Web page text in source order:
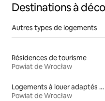
Destinations à
Autres types de logements
Résidences de tourisme
Powiat de Wrocław
Logements à louer adaptés aux animaux
Powiat de Wrocław